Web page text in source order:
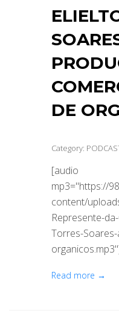
DE
Category:
[audio
mp3="https://
content/
Represente-
Torres-
Read more →